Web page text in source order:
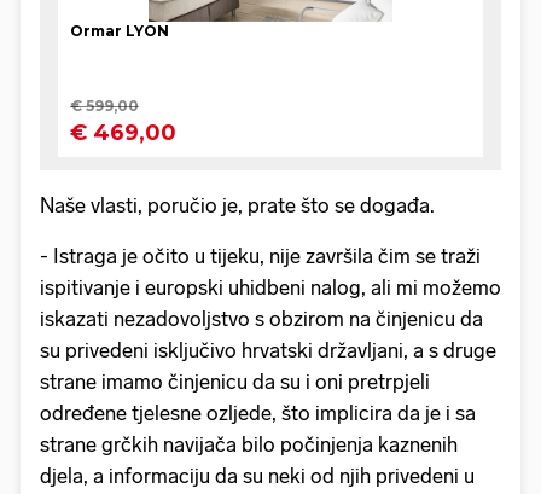
Naše vlasti, poručio je, prate što se događa.
- Istraga je očito u tijeku, nije završila čim se traži
ispitivanje i europski uhidbeni nalog, ali mi možemo
iskazati nezadovoljstvo s obzirom na činjenicu da
su privedeni isključivo hrvatski državljani, a s druge
strane imamo činjenicu da su i oni pretrpjeli
određene tjelesne ozljede, što implicira da je i sa
strane grčkih navijača bilo počinjenja kaznenih
djela, a informaciju da su neki od njih privedeni u